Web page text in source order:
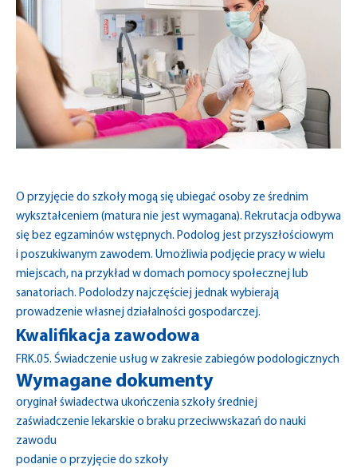
O przyjęcie do szkoły mogą się ubiegać osoby ze średnim
wykształceniem (matura nie jest wymagana). Rekrutacja odbywa
się bez egzaminów wstępnych. Podolog jest przyszłościowym
i poszukiwanym zawodem. Umożliwia podjęcie pracy w wielu
miejscach, na przykład w domach pomocy społecznej lub
sanatoriach. Podolodzy najczęściej jednak wybierają
prowadzenie własnej działalności gospodarczej.
Kwalifikacja zawodowa
FRK.05. Świadczenie usług w zakresie zabiegów podologicznych
Wymagane dokumenty
oryginał świadectwa ukończenia szkoły średniej
zaświadczenie lekarskie o braku przeciwwskazań do nauki
zawodu
podanie o przyjęcie do szkoły